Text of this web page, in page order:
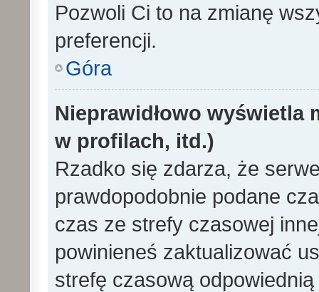
Pozwoli Ci to na zmianę
preferencji.
Góra
Nieprawidłowo wyświetla
w profilach, itd.)
Rzadko się zdarza, że
prawdopodobnie podane
czas ze strefy czasowej
powinieneś zaktualizować
strefę czasową